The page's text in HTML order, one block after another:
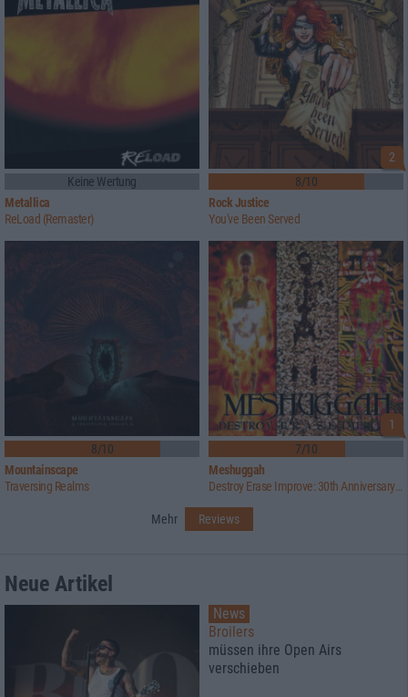
Keine Wertung
Metallica
ReLoad (Remaster)
2
8/10
Rock Justice
You've Been Served
8/10
Mountainscape
Traversing Realms
1
7/10
Meshuggah
Destroy Erase Improve: 30th Anniversary Edition
Mehr Reviews
Neue Artikel
News
Broilers
müssen ihre Open Airs
verschieben